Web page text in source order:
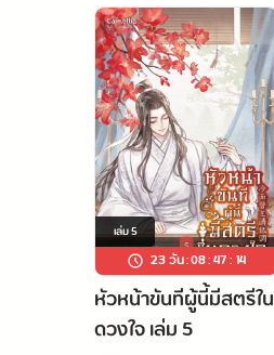
เล่ม5
23 วัน:08:47:13
หัวหน้าขันทีผู้นี้มีสตรีใน
ดวงใจ เล่ม 5